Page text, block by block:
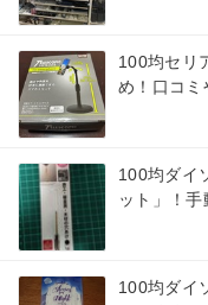
100均セリ
め！口コミ
100均ダイ
ット」！手
100均ダイ